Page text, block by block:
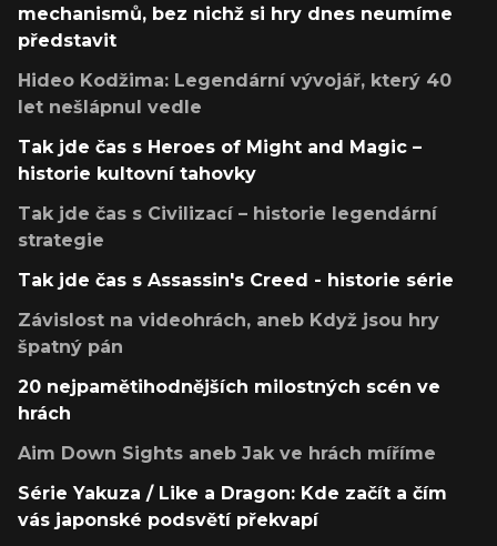
mechanismů, bez nichž si hry dnes neumíme
představit
Hideo Kodžima: Legendární vývojář, který 40
let nešlápnul vedle
Tak jde čas s Heroes of Might and Magic –
historie kultovní tahovky
Tak jde čas s Civilizací – historie legendární
strategie
Tak jde čas s Assassin's Creed - historie série
Závislost na videohrách, aneb Když jsou hry
špatný pán
20 nejpamětihodnějších milostných scén ve
hrách
Aim Down Sights aneb Jak ve hrách míříme
Série Yakuza / Like a Dragon: Kde začít a čím
vás japonské podsvětí překvapí